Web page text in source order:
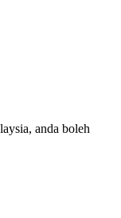
anda boleh